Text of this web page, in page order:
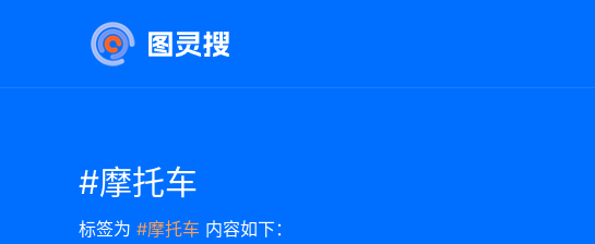
#摩托车
标签为 #摩托车 内容如下：